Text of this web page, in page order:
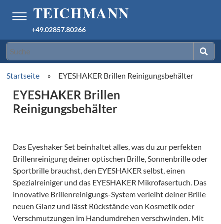
+49.02857.80266
Startseite » EYESHAKER Brillen Reinigungsbehälter
EYESHAKER Brillen
Reinigungsbehälter
Das Eyeshaker Set beinhaltet alles, was du zur perfekten
Brillenreinigung deiner optischen Brille, Sonnenbrille oder
Sportbrille brauchst, den EYESHAKER selbst, einen
Spezialreiniger und das EYESHAKER Mikrofasertuch. Das
innovative Brillenreinigungs-System verleiht deiner Brille
neuen Glanz und lässt Rückstände von Kosmetik oder
Verschmutzungen im Handumdrehen verschwinden. Mit